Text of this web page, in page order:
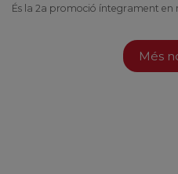
És la 2a promoció íntegrament en
Més